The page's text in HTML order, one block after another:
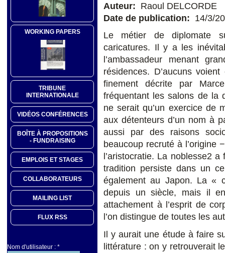
WORKING PAPERS
TRIBUNE
INTERNATIONALE
VIDÉOS CONFÉRENCES
BOÎTE À PROPOSITIONS
- FUNDRAISING
EMPLOIS ET STAGES
COLLABORATEURS
MAILING LIST
FLUX RSS
Nom d'utilisateur : *
Auteur: Raoul DELCORDE
Date de publication: 14/3/
Le métier de diplomate
caricatures. Il y a les
l’ambassadeur menant
résidences. D’aucuns
finement décrite par
fréquentant les salons de la
ne serait qu’un exercice de
aux détenteurs d’un nom à
aussi par des raisons
beaucoup recruté à l’origine
l’aristocratie. La noblesse2
tradition persiste dans un
également au Japon. La «
depuis un siècle, mais il
attachement à l’esprit de
l’on distingue de toutes les
Il y aurait une étude à faire
littérature : on y retrouverait